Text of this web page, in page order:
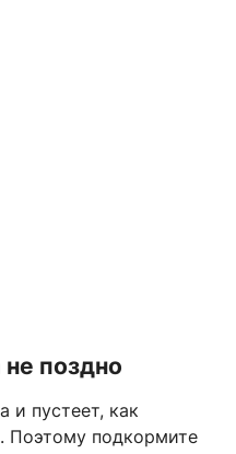
поздно
пустеет, как
Поэтому подкормите